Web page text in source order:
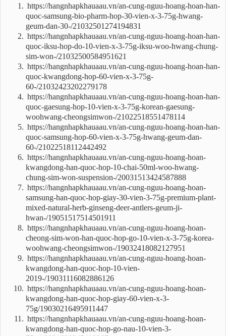
https://hangnhapkhauaau.vn/an-cung-nguu-hoang-hoan-han-
quoc-samsung-bio-pharm-hop-30-vien-x-3-75g-hwang-
geum-dan-30-/21032501274194831
https://hangnhapkhauaau.vn/an-cung-nguu-hoang-hoan-han-
quoc-iksu-hop-do-10-vien-x-3-75g-iksu-woo-hwang-chung-
sim-won-/21032500584951621
https://hangnhapkhauaau.vn/an-cung-nguu-hoang-hoan-han-
quoc-kwangdong-hop-60-vien-x-3-75g-
60-/21032423202279178
https://hangnhapkhauaau.vn/an-cung-nguu-hoang-hoan-han-
quoc-gaesung-hop-10-vien-x-3-75g-korean-gaesung-
woohwang-cheongsimwon-/21022518551478114
https://hangnhapkhauaau.vn/an-cung-nguu-hoang-hoan-han-
quoc-samsung-hop-60-vien-x-3-75g-hwang-geum-dan-
60-/21022518112442492
https://hangnhapkhauaau.vn/an-cung-nguu-hoang-hoan-
kwangdong-han-quoc-hop-10-chai-50ml-woo-hwang-
chung-sim-won-suspension-/20031513424587888
https://hangnhapkhauaau.vn/an-cung-nguu-hoang-hoan-
samsung-han-quoc-hop-giay-30-vien-3-75g-premium-plant-
mixed-natural-herb-ginseng-deer-antlers-geum-ji-
hwan-/19051517514501911
https://hangnhapkhauaau.vn/an-cung-nguu-hoang-hoan-
cheong-sim-won-han-quoc-hop-go-10-vien-x-3-75g-korea-
woohwang-cheongsimwon-/19032418082127951
https://hangnhapkhauaau.vn/an-cung-nguu-hoang-hoan-
kwangdong-han-quoc-hop-10-vien-
2019-/19031116082886126
https://hangnhapkhauaau.vn/an-cung-nguu-hoang-hoan-
kwangdong-han-quoc-hop-giay-60-vien-x-3-
75g/19030216495911447
https://hangnhapkhauaau.vn/an-cung-nguu-hoang-hoan-
kwangdong-han-quoc-hop-go-nau-10-vien-3-